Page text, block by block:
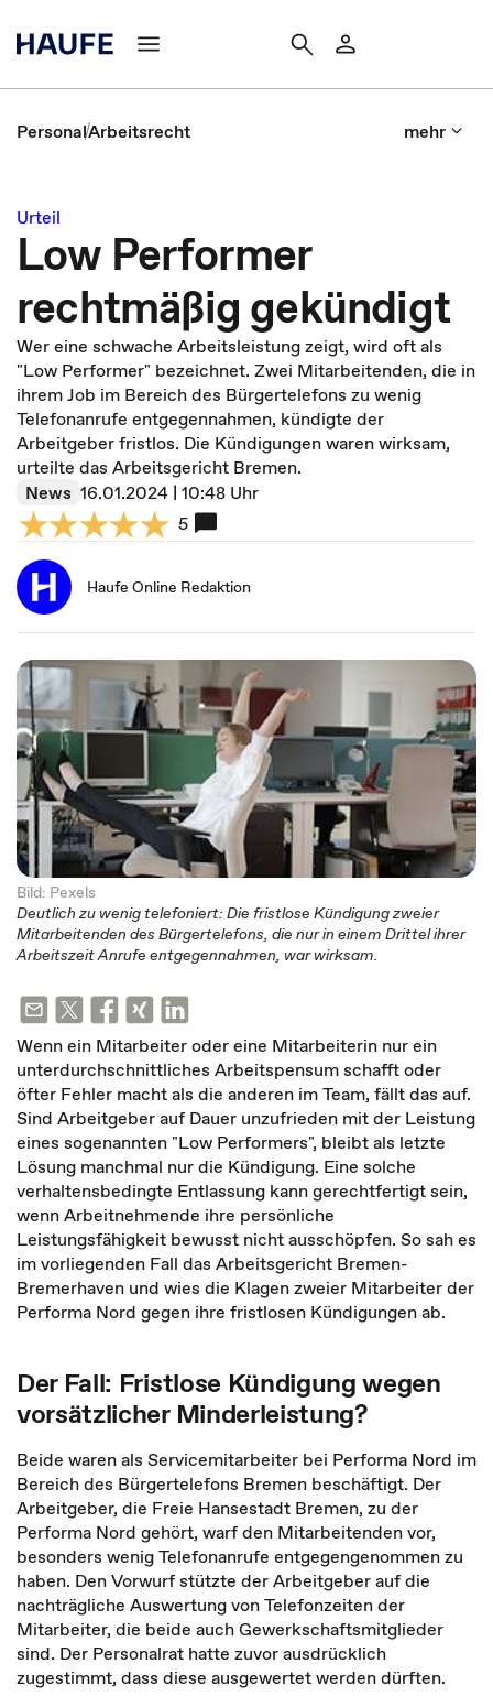
PersonalArbeitsrecht mehr
Urteil
Low Performer
rechtmäßig gekündigt
Wer eine schwache Arbeitsleistung zeigt, wird oft als
"Low Performer" bezeichnet. Zwei Mitarbeitenden, die in
ihrem Job im Bereich des Bürgertelefons zu wenig
Telefonanrufe entgegennahmen, kündigte der
Arbeitgeber fristlos. Die Kündigungen waren wirksam,
urteilte das Arbeitsgericht Bremen.
News 16.01.2024 | 10:48 Uhr
5
Haufe Online Redaktion
Bild: Pexels
Deutlich zu wenig telefoniert: Die fristlose Kündigung zweier
Mitarbeitenden des Bürgertelefons, die nur in einem Drittel ihrer
Arbeitszeit Anrufe entgegennahmen, war wirksam.
Wenn ein Mitarbeiter oder eine Mitarbeiterin nur ein
unterdurchschnittliches Arbeitspensum schafft oder
öfter Fehler macht als die anderen im Team, fällt das auf.
Sind Arbeitgeber auf Dauer unzufrieden mit der Leistung
eines sogenannten "Low Performers", bleibt als letzte
Lösung manchmal nur die Kündigung. Eine solche
verhaltensbedingte Entlassung kann gerechtfertigt sein,
wenn Arbeitnehmende ihre persönliche
Leistungsfähigkeit bewusst nicht ausschöpfen. So sah es
im vorliegenden Fall das Arbeitsgericht Bremen-
Bremerhaven und wies die Klagen zweier Mitarbeiter der
Performa Nord gegen ihre fristlosen Kündigungen ab.
Der Fall: Fristlose Kündigung wegen
vorsätzlicher Minderleistung?
Beide waren als Servicemitarbeiter bei Performa Nord im
Bereich des Bürgertelefons Bremen beschäftigt. Der
Arbeitgeber, die Freie Hansestadt Bremen, zu der
Performa Nord gehört, warf den Mitarbeitenden vor,
besonders wenig Telefonanrufe entgegengenommen zu
haben. Den Vorwurf stützte der Arbeitgeber auf die
nachträgliche Auswertung von Telefonzeiten der
Mitarbeiter, die beide auch Gewerkschaftsmitglieder
sind. Der Personalrat hatte zuvor ausdrücklich
zugestimmt, dass diese ausgewertet werden dürften.